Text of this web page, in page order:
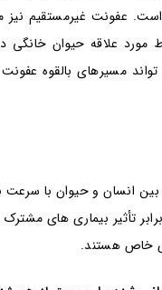
عفونت غیرمستقیم
علاقه حیوان خانگی در
مسیرهای بالقوه
انسان و حیوان با
تأثیر بیماری های
خاص هستند.